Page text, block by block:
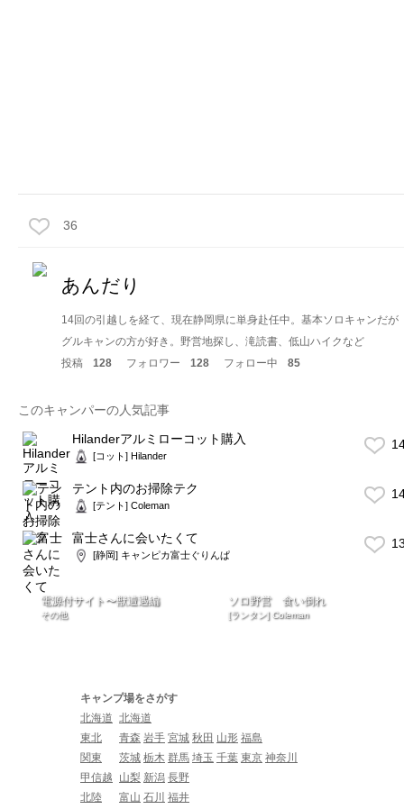
36
あんだり
14回の引越しを経て、現在静岡県に単身赴任中。基本ソロキャンだが
グルキャンの方が好き。野営地探し、滝読書、低山ハイクなど
投稿
128 フォロワー 128 フォロー中 85
このキャンパーの人気記事
Hilanderアルミローコット購入
[コット] Hilander
テント内のお掃除テク
[テント] Coleman
富士さんに会いたくて
[静岡] キャンピカ富士ぐりんぱ
電源付サイト〜獣遭遇編
その他
ソロ野営 食い倒れ
[ランタン] Coleman
キャンプ場をさがす
北海道 北海道
東北
青森 岩手 宮城 秋田 山形 福島
関東
茨城 栃木 群馬 埼玉 千葉 東京 神奈川
甲信越
山梨 新潟 長野
北陸
富山 石川 福井